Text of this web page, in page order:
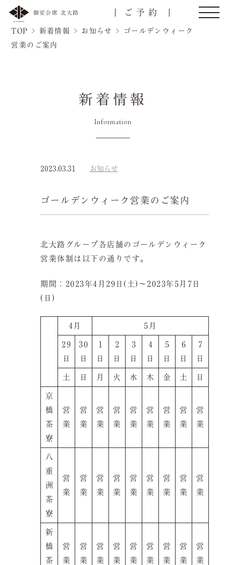
個室会席 北大路 ご予約
トップ
ご宴会 お顔合わせ
慶事/法事 ご昼食
会議弁当 店舗一覧
よくある質問 お問い合わせ
クーポン
よくある質問
お問い合わせ
プライバシーポリシ
サイトマップ
TOP > 新着情報 > お知らせ >
ゴールデンウィーク
営業のご案内
新着情報
Information
2023.03.31 お知らせ
ゴールデンウィーク営業のご案内
北大路グループ各店舗のゴールデンウィーク
営業体制は以下の通りです。
期間：2023年4月29日(土)〜2023年5月7日
(日)
4月 5月
29
日
30
日
1
日
2
日
3
日
4
日
5
日
6
日
7
日
土 日 月 火 水 木 金 土 日
京
橋
茶
寮
営
業
営
業
営
業
営
業
営
業
営
業
営
業
営
業
営
業
八
重
洲
茶
寮
営
業
営
業
営
業
営
業
営
業
営
業
営
業
営
業
営
業
新
橋
茶
営
業
営
業
営
業
営
業
営
業
営
業
営
業
営
業
営
業